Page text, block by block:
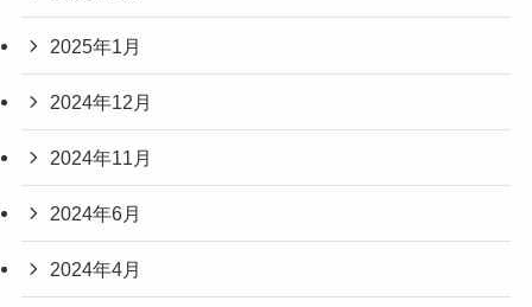
2025年1月
2024年12月
2024年11月
2024年6月
2024年4月